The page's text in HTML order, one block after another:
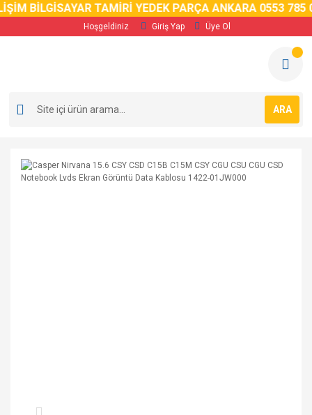
BİLGİSAYAR TAMİRİ YEDEK PARÇA ANKARA 0553 785 02
Hoşgeldiniz Giriş Yap Üye Ol
ARA